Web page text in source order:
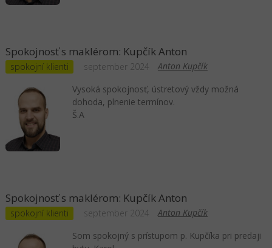
Spokojnosť s maklérom: Kupčík Anton
spokojní klienti Anton Kupčík
september 2024
Vysoká spokojnosť, ústretový vždy možná
dohoda, plnenie termínov.
Š.A
Spokojnosť s maklérom: Kupčík Anton
spokojní klienti Anton Kupčík
september 2024
Som spokojný s prístupom p. Kupčíka pri predaji